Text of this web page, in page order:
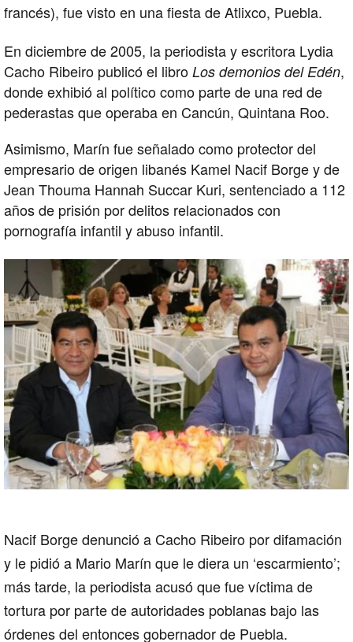
francés), fue visto en unafiestadeAtlixco, Puebla.
En diciembre de 2005, la periodista y escritora Lydia
Cacho Ribeiro publicó el libro Los demonios del Edén,
donde exhibió al político como parte de una red de
pederastas que operaba en Cancún, Quintana Roo.
Asimismo, Marín fue señalado como protector del
empresario de origen libanés Kamel Nacif Borge y de
Jean Thouma Hannah Succar Kuri, sentenciado a 112
años de prisión por delitos relacionados con
pornografía infantil y abuso infantil.
Nacif Borge denunció a Cacho Ribeiro por difamación
y le pidió a Mario Marín que le diera un ‘escarmiento’;
más tarde, la periodista acusó que fue víctima de
tortura por parte de autoridades poblanas bajo las
órdenes del entonces gobernador de Puebla.